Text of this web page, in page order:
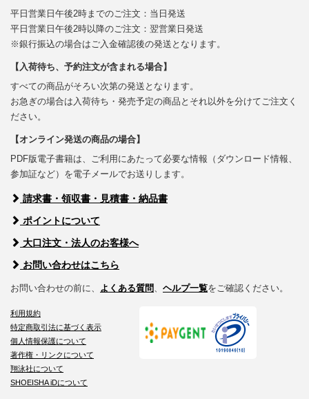
平日営業日午後2時までのご注文：当日発送
平日営業日午後2時以降のご注文：翌営業日発送
※銀行振込の場合はご入金確認後の発送となります。
【入荷待ち、予約注文が含まれる場合】
すべての商品がそろい次第の発送となります。
お急ぎの場合は入荷待ち・発売予定の商品とそれ以外を分けてご注文く
ださい。
【オンライン発送の商品の場合】
PDF版電子書籍は、ご利用にあたって必要な情報（ダウンロード情報、
参加証など）を電子メールでお送りします。
請求書・領収書・見積書・納品書
ポイントについて
大口注文・法人のお客様へ
お問い合わせはこちら
お問い合わせの前に、 よくある質問 ヘルプ一覧をご確認ください。
利用規約
特定商取引法に基づく表示
個人情報保護について
著作権・リンクについて
翔泳社について
SHOEISHA iDについて